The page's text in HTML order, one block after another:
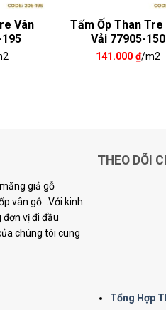
Vân
Tấm Ốp Than Tre
Vải 77905-150
141.000₫/m2
giả gỗ
vân gỗ...Với kinh
vị đi đầu
chúng tôi cung
THEO DÕI
Tổng Hợp